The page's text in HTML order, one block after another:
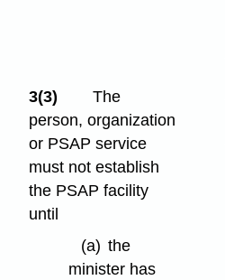
3(3)
The
person, organization
or PSAP service
must not establish
the PSAP facility
until
(a) the
minister has